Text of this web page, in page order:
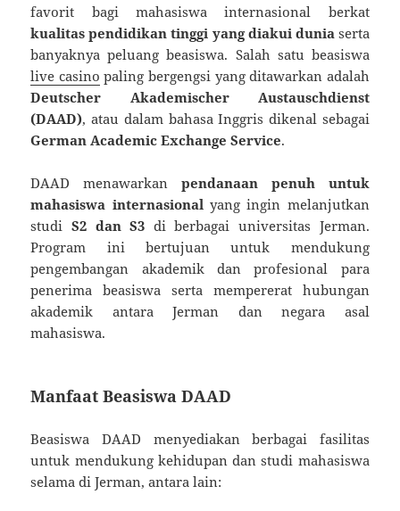
favorit bagi mahasiswa internasional berkat
kualitas pendidikan tinggi yang diakui dunia serta
banyaknya peluang beasiswa. Salah satu beasiswa
live casino paling bergengsi yang ditawarkan adalah
Deutscher Akademischer Austauschdienst
(DAAD), atau dalam bahasa Inggris dikenal sebagai
German Academic Exchange Service.
DAAD menawarkan pendanaan penuh untuk
mahasiswa internasional yang ingin melanjutkan
studiS2 dan S3 di berbagai universitas Jerman.
Program ini bertujuan untuk mendukung
pengembangan akademik dan profesional para
penerima beasiswa serta mempererat hubungan
akademik antara Jerman dan negara asal
mahasiswa.
Manfaat Beasiswa DAAD
Beasiswa DAAD menyediakan berbagai fasilitas
untuk mendukung kehidupan dan studi mahasiswa
selama di Jerman, antara lain: